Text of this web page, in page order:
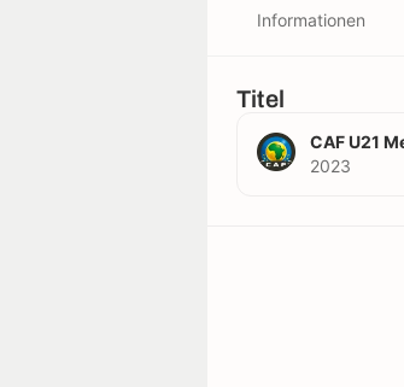
Informationen
Titel
CAF U21
2023